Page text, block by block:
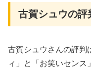
古賀シュウの評
古賀シュウさんの評判
ィ」と「お笑いセンス